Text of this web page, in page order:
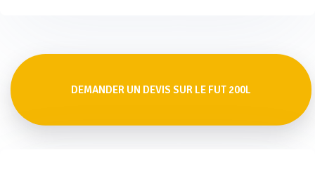
DEMANDER UN DEVIS SUR LE FUT 200L